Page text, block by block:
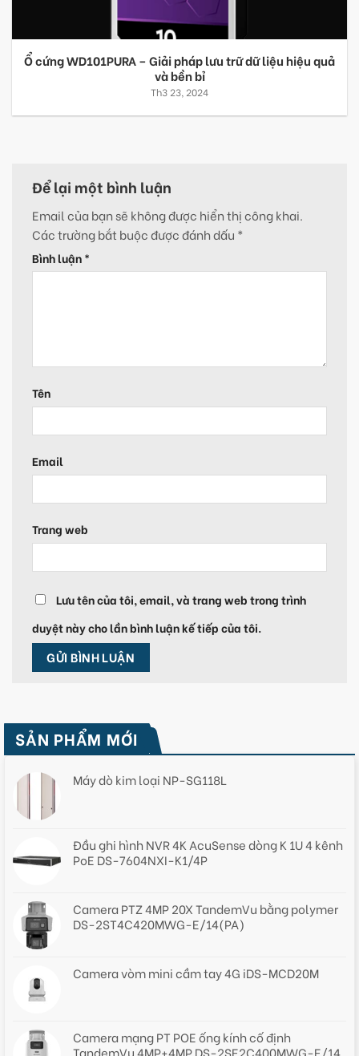
Ổ cứng WD101PURA – Giải pháp lưu trữ dữ liệu hiệu quả
và bền bỉ
Th3 23, 2024
Để lại một bình luận
Email của bạn sẽ không được hiển thị công khai.
Các trường bắt buộc được đánh dấu *
Bình luận *
Tên
Email
Trang web
Lưu tên của tôi, email, và trang web trong trình
duyệt này cho lần bình luận kế tiếp của tôi.
SẢN PHẨM MỚI
Máy dò kim loại NP-SG118L
Đầu ghi hình NVR 4K AcuSense dòng K 1U 4 kênh
PoE DS-7604NXI-K1/4P
Camera PTZ 4MP 20X TandemVu bằng polymer
DS-2ST4C420MWG-E/14(PA)
Camera vòm mini cầm tay 4G iDS-MCD20M
Camera mạng PT POE ống kính cố định
TandemVu 4MP+4MP DS-2SE2C400MWG-E/14